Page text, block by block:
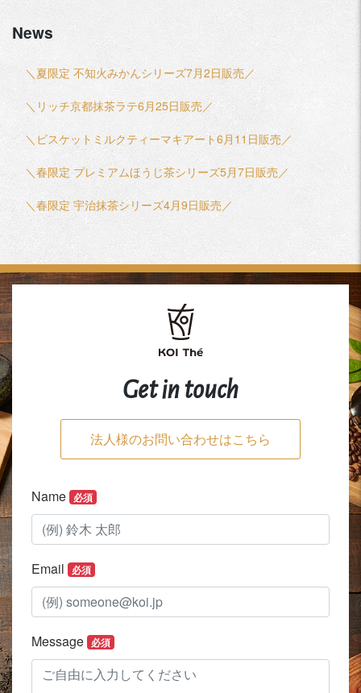
へ
ン
ク
News
＼夏限定 不知火みかんシリーズ7月2日販売／
＼リッチ京都抹茶ラテ6月25日販売／
＼ビスケットミルクティーマキアート6月11日販売／
＼春限定 プレミアムほうじ茶シリーズ5月7日販売／
＼春限定 宇治抹茶シリーズ4月9日販売／
Get in touch
法人様のお問い合わせはこちら
Name 必須
Email 必須
Message 必須